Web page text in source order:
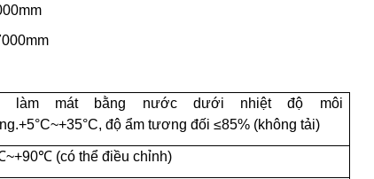
làm mát bằng nước dưới nhiệt độ môi
độ ẩm tương đối ≤85% (không tải)
(có thể điều chỉnh)